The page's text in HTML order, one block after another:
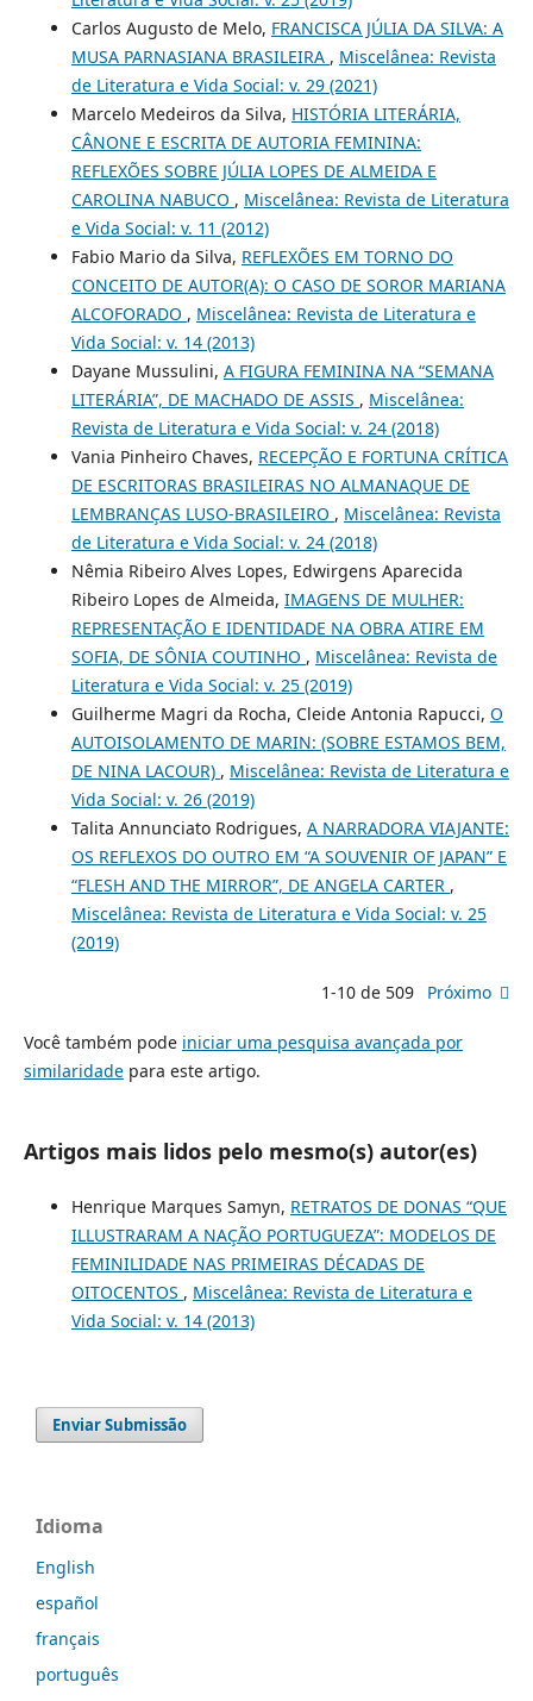
Carlos Augusto de Melo, FRANCISCA JÚLIA DA SILVA: A
MUSA PARNASIANA BRASILEIRA , Miscelânea: Revista
de Literatura e Vida Social: v. 29 (2021)
Marcelo Medeiros da Silva, HISTÓRIA LITERÁRIA,
CÂNONE E ESCRITA DE AUTORIA FEMININA:
REFLEXÕES SOBRE JÚLIA LOPES DE ALMEIDA E
CAROLINA NABUCO , Miscelânea: Revista de Literatura
e Vida Social: v. 11 (2012)
Fabio Mario da Silva, REFLEXÕES EM TORNO DO
CONCEITO DE AUTOR(A): O CASO DE SOROR MARIANA
ALCOFORADO , Miscelânea: Revista de Literatura e
Vida Social: v. 14 (2013)
Dayane Mussulini, A FIGURA FEMININA NA “SEMANA
LITERÁRIA”, DE MACHADO DE ASSIS , Miscelânea:
Revista de Literatura e Vida Social: v. 24 (2018)
Vania Pinheiro Chaves, RECEPÇÃO E FORTUNA CRÍTICA
DE ESCRITORAS BRASILEIRAS NO ALMANAQUE DE
LEMBRANÇAS LUSO-BRASILEIRO , Miscelânea: Revista
de Literatura e Vida Social: v. 24 (2018)
Nêmia Ribeiro Alves Lopes, Edwirgens Aparecida
Ribeiro Lopes de Almeida, IMAGENS DE MULHER:
REPRESENTAÇÃO E IDENTIDADE NA OBRA ATIRE EM
SOFIA, DE SÔNIA COUTINHO , Miscelânea: Revista de
Literatura e Vida Social: v. 25 (2019)
Guilherme Magri da Rocha, Cleide Antonia Rapucci, O
AUTOISOLAMENTO DE MARIN: (SOBRE ESTAMOS BEM,
DE NINA LACOUR) , Miscelânea: Revista de Literatura e
Vida Social: v. 26 (2019)
Talita Annunciato Rodrigues, A NARRADORA VIAJANTE:
OS REFLEXOS DO OUTRO EM “A SOUVENIR OF JAPAN” E
“FLESH AND THE MIRROR”, DE ANGELA CARTER ,
Miscelânea: Revista de Literatura e Vida Social: v. 25
(2019)
1-10 de 509 Próximo
Você também pode iniciar uma pesquisa avançada por
similaridadepara este artigo.
Artigos mais lidos pelo mesmo(s) autor(es)
Henrique Marques Samyn, RETRATOS DE DONAS “QUE
ILLUSTRARAM A NAÇÃO PORTUGUEZA”: MODELOS DE
FEMINILIDADE NAS PRIMEIRAS DÉCADAS DE
OITOCENTOS , Miscelânea: Revista de Literatura e
Vida Social: v. 14 (2013)
Enviar Submissão
Idioma
English
español
français
português